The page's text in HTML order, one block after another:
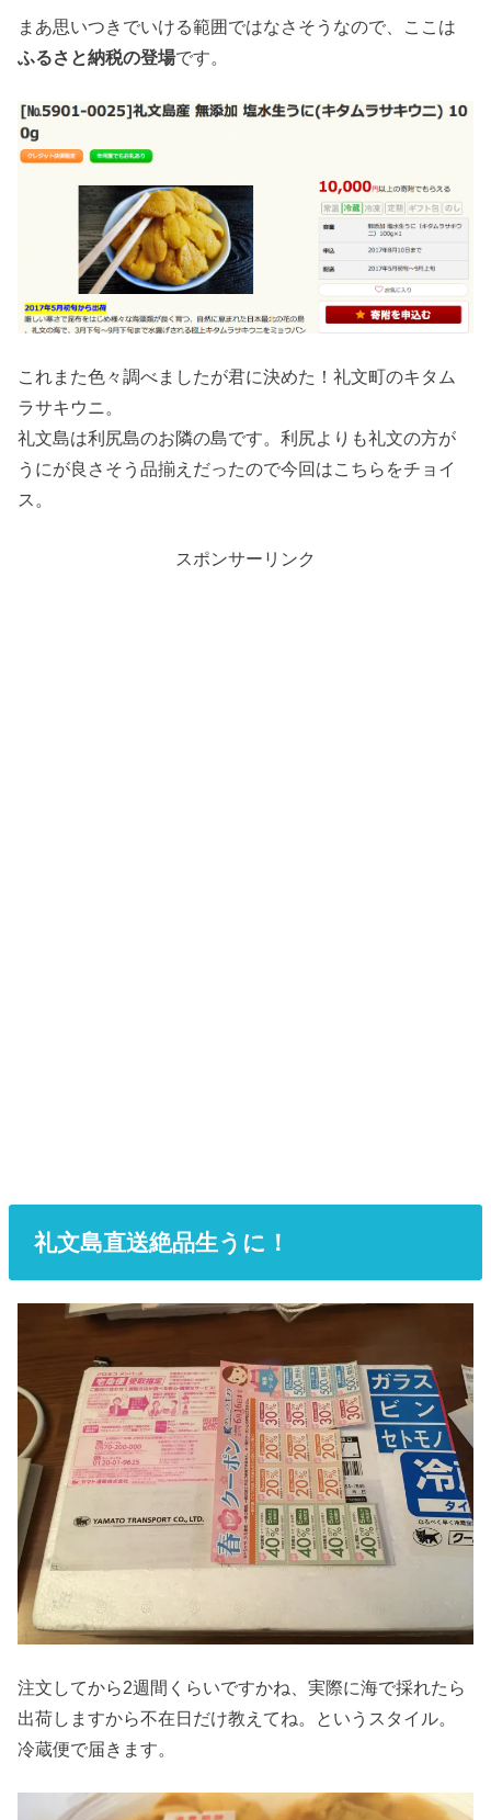
まあ思いつきでいける範囲ではなさそうなので、ここは
ふるさと納税の登場です。
これまた色々調べましたが君に決めた！礼文町のキタム
ラサキウニ。
礼文島は利尻島のお隣の島です。利尻よりも礼文の方が
うにが良さそう品揃えだったので今回はこちらをチョイ
ス。
スポンサーリンク
礼文島直送絶品生うに！
注文してから2週間くらいですかね、実際に海で採れたら
出荷しますから不在日だけ教えてね。というスタイル。
冷蔵便で届きます。